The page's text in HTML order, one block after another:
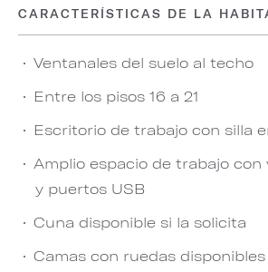
CARACTERÍSTICAS DE LA
Ventanales del suelo al techo
Entre los pisos 16 a 21
Escritorio de trabajo con silla
Amplio espacio de trabajo con
y puertos USB
Cuna disponible si la solicita
Camas con ruedas